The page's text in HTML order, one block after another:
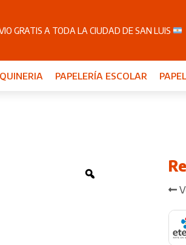
GRATIS A TODA LA CIUDAD DE SAN LUIS
PAPELERÍA ESCOLAR